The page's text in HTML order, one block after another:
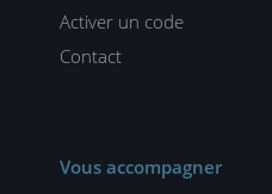
Activer un code
Contact
Vous accompagner